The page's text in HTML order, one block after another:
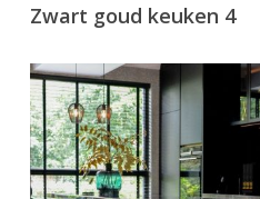
Zwart goud keuken 4